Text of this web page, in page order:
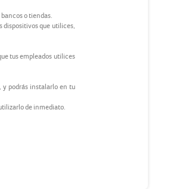
o tiendas.
dispositivos que utilices,
tus empleados utilices
y podrás instalarlo en tu
de inmediato.